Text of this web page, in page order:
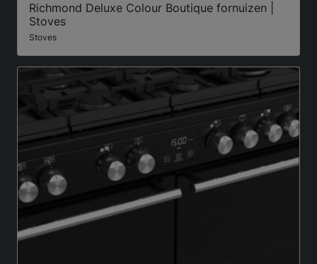
Richmond Deluxe Colour Boutique fornuizen |
Stoves
Stoves